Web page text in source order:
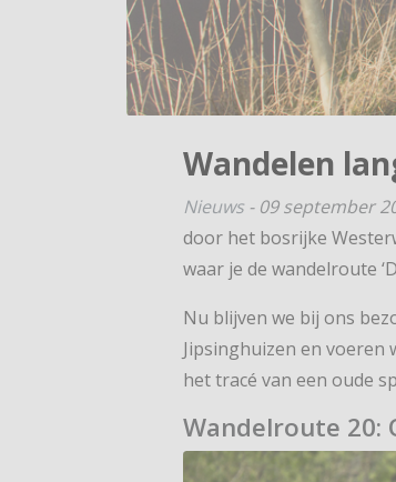
Wandelen
Nieuws - 09 september
door het bosrijke
waar je de wandelroute
Nu blijven we bij ons
Jipsinghuizen en voeren
het tracé van een oude
Wandelroute 20: